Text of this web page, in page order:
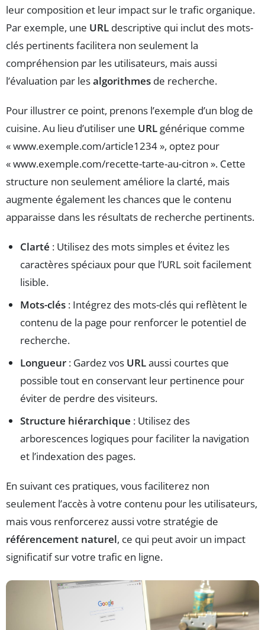
leur composition et leur impact sur le trafic organique.
Par exemple, une URL descriptive qui inclut des mots-
clés pertinents facilitera non seulement la
compréhension par les utilisateurs, mais aussi
l’évaluation par lesalgorithmes de recherche.
Pour illustrer ce point, prenons l’exemple d’un blog de
cuisine. Au lieu d’utiliser une URL générique comme
« www.exemple.com/article1234 », optez pour
« www.exemple.com/recette-tarte-au-citron ». Cette
structure non seulement améliore la clarté, mais
augmente également les chances que le contenu
apparaisse dans les résultats de recherche pertinents.
Clarté : Utilisez des mots simples et évitez les
caractères spéciaux pour que l’URL soit facilement
lisible.
Mots-clés : Intégrez des mots-clés qui reflètent le
contenu de la page pour renforcer le potentiel de
recherche.
Longueur : Gardez vos URLaussi courtes que
possible tout en conservant leur pertinence pour
éviter de perdre des visiteurs.
Structure hiérarchique : Utilisez des
arborescences logiques pour faciliter la navigation
et l’indexation des pages.
En suivant ces pratiques, vous faciliterez non
seulement l’accès à votre contenu pour les utilisateurs,
mais vous renforcerez aussi votre stratégie de
référencement naturel, ce qui peut avoir un impact
significatif sur votre trafic en ligne.